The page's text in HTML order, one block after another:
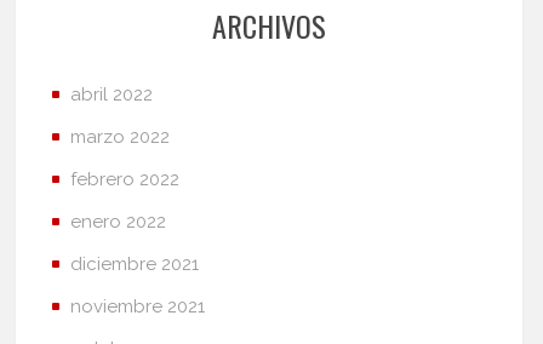
ARCHIVOS
abril 2022
marzo 2022
febrero 2022
enero 2022
diciembre 2021
noviembre 2021